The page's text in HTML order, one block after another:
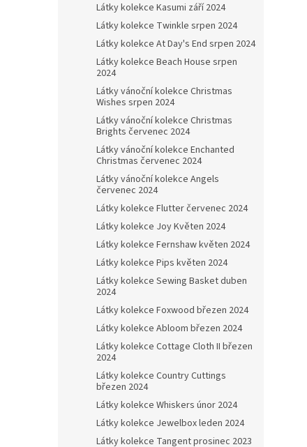
Látky kolekce Kasumi září 2024
Látky kolekce Twinkle srpen 2024
Látky kolekce At Day's End srpen 2024
Látky kolekce Beach House srpen
2024
Látky vánoční kolekce Christmas
Wishes srpen 2024
Látky vánoční kolekce Christmas
Brights červenec 2024
Látky vánoční kolekce Enchanted
Christmas červenec 2024
Látky vánoční kolekce Angels
červenec 2024
Látky kolekce Flutter červenec 2024
Látky kolekce Joy Květen 2024
Látky kolekce Fernshaw květen 2024
Látky kolekce Pips květen 2024
Látky kolekce Sewing Basket duben
2024
Látky kolekce Foxwood březen 2024
Látky kolekce Abloom březen 2024
Látky kolekce Cottage Cloth II březen
2024
Látky kolekce Country Cuttings
březen 2024
Látky kolekce Whiskers únor 2024
Látky kolekce Jewelbox leden 2024
Látky kolekce Tangent prosinec 2023